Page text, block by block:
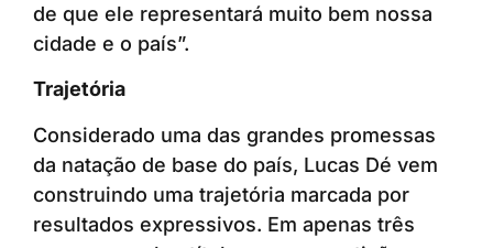
de que ele representará muito bem nossa
cidade e o país”.
Trajetória
Considerado uma das grandes promessas
da natação de base do país, Lucas Dé vem
construindo uma trajetória marcada por
resultados expressivos. Em apenas três